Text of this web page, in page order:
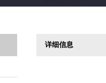
详细信息